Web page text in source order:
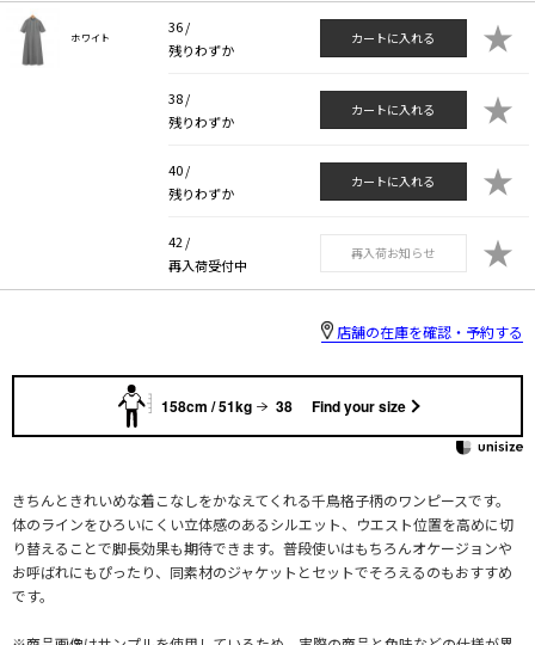
ホワイト
36 /
残りわずか
カートに入れる ★
38 /
残りわずか
カートに入れる ★
40 /
残りわずか
カートに入れる ★
42 /
再入荷受付中
再入荷お知らせ ★
店舗の在庫を確認・予約する
158cm / 51kg 38 Find your size
きちんときれいめな着こなしをかなえてくれる千鳥格子柄のワンピースです。
体のラインをひろいにくい立体感のあるシルエット、ウエスト位置を高めに切
り替えることで脚長効果も期待できます。普段使いはもちろんオケージョンや
お呼ばれにもぴったり、同素材のジャケットとセットでそろえるのもおすすめ
です。